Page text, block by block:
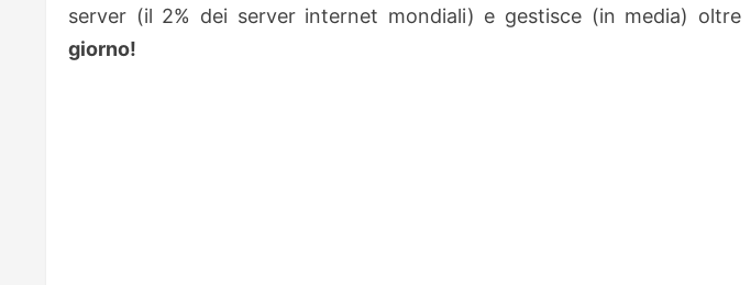
server (il 2% dei server internet mondiali) e gestisce (in media) oltre
giorno!